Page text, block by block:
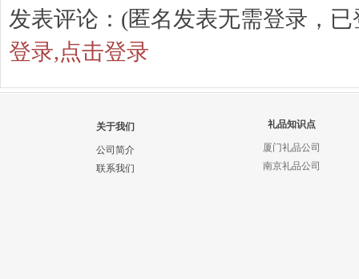
发表评论：(匿名发表无需登录，
登录,点击登录
关于我们
公司简介
联系我们
礼品知识点
厦门礼品公司
南京礼品公司